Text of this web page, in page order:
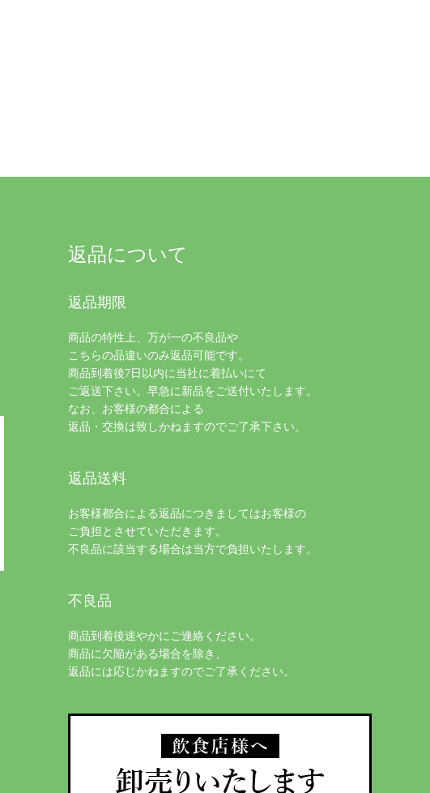
返品について
返品期限
商品の特性上、万が一の不良品や
こちらの品違いのみ返品可能です。
商品到着後7日以内に当社に着払いにて
ご返送下さい。早急に新品をご送付いたします。
なお、お客様の都合による
返品・交換は致しかねますのでご了承下さい。
返品送料
お客様都合による返品につきましてはお客様の
ご負担とさせていただきます。
不良品に該当する場合は当方で負担いたします。
不良品
商品到着後速やかにご連絡ください。
商品に欠陥がある場合を除き、
返品には応じかねますのでご了承ください。